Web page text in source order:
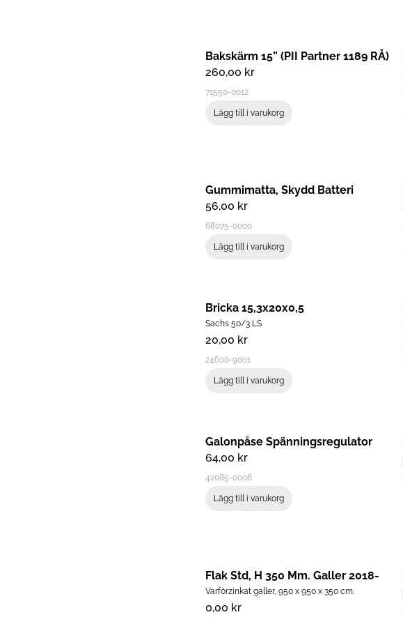
71550-0012
Bakskärm 15” (PII Partner 1189 RÅ)
260,00 kr
Lägg till i varukorg
68075-0000
Gummimatta, Skydd Batteri
56,00 kr
Lägg till i varukorg
24600-9001
Bricka 15,3x20x0,5
20,00 kr
Sachs 50/3 LS
Lägg till i varukorg
42085-0006
Galonpåse Spänningsregulator
64,00 kr
Lägg till i varukorg
Flak Std, H 350 Mm. Galler 2018-
0,00 kr
Varförzinkat galler, 950 x 950 x 350 cm.